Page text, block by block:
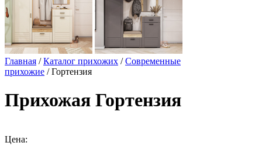
Главная /Каталог прихожих /Современные
прихожие / Гортензия
Прихожая Гортензия
Цена: